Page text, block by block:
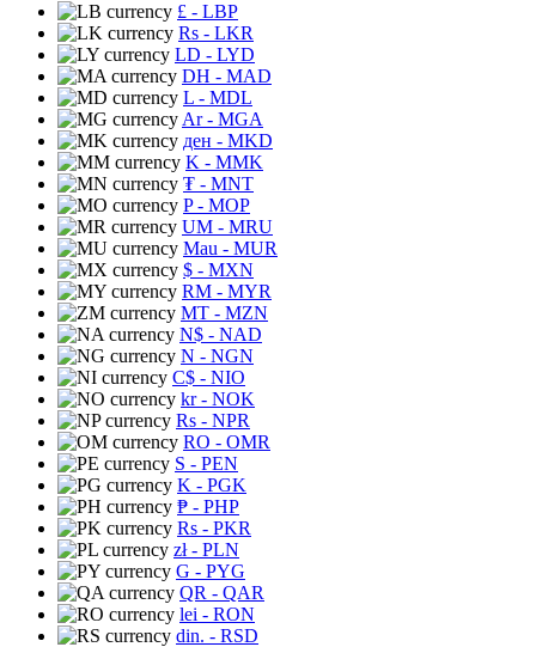
£ - LBP
Rs - LKR
LD - LYD
DH - MAD
L - MDL
Ar- MGA
ден - MKD
K - MMK
₮ - MNT
P- MOP
UM - MRU
Mau - MUR
$ - MXN
RM - MYR
MT - MZN
N$ - NAD
N - NGN
C$ - NIO
kr- NOK
Rs - NPR
RO - OMR
S - PEN
K - PGK
₱ - PHP
Rs - PKR
zł- PLN
G - PYG
QR - QAR
lei - RON
din. - RSD